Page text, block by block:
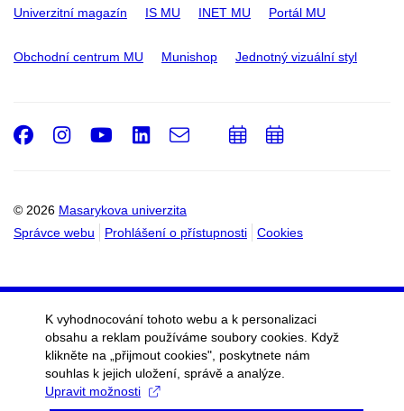
Univerzitní magazín IS MU INET MU Portál MU
Obchodní centrum MU Munishop Jednotný vizuální styl
© 2026 Masarykova univerzita
Správce webu
Prohlášení o přístupnosti Cookies
Facebook
Instagram
Youtube
LinkedIn
e-
PřidatPřidat
K vyhodnocování tohoto webu a k personalizaci
obsahu a reklam používáme soubory cookies. Když
klikněte na „přijmout cookies", poskytnete nám
souhlas k jejich uložení, správě a analýze.
Upravit možnosti